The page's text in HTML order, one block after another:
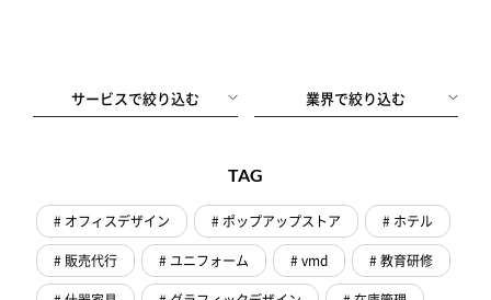
サービスで絞り込む 業界で絞り込む
TAG
# オフィスデザイン # ポップアップストア
# ホテル
# 販売代行
# ユニフォーム # vmd
# 教育研修